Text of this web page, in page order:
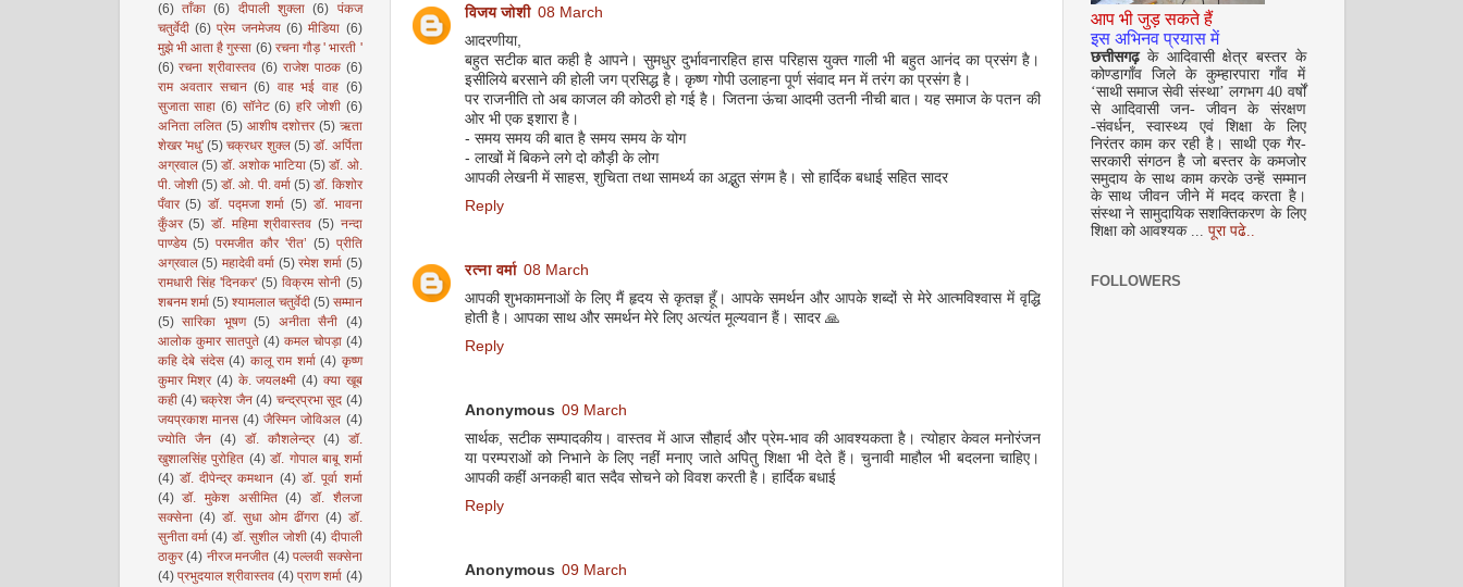
विजय जोशी 08 March
आदरणीया,
बहुत सटीक बात कही है आपने। सुमधुर दुर्भावनारहित हास परिहास युक्त गाली भी बहुत आनंद का प्रसंग है।
इसीलिये बरसाने की होली जग प्रसिद्ध है। कृष्ण गोपी उलाहना पूर्ण संवाद मन में तरंग का प्रसंग है।
पर राजनीति तो अब काजल की कोठरी हो गई है। जितना ऊंचा आदमी उतनी नीची बात। यह समाज के पतन की
ओर भी एक इशारा है।
- समय समय की बात है समय समय के योग
- लाखों में बिकने लगे दो कौड़ी के लोग
आपकी लेखनी में साहस, शुचिता तथा सामर्थ्य का अद्भुत संगम है। सो हार्दिक बधाई सहित सादर
Reply
रत्ना वर्मा 08 March
आपकी शुभकामनाओं के लिए मैं हृदय से कृतज्ञ हूँ। आपके समर्थन और आपके शब्दों से मेरे आत्मविश्वास में वृद्धि
होती है। आपका साथ और समर्थन मेरे लिए अत्यंत मूल्यवान हैं। सादर 🙏
Reply
Anonymous 09 March
सार्थक, सटीक सम्पादकीय। वास्तव में आज सौहार्द और प्रेम-भाव की आवश्यकता है। त्योहार केवल मनोरंजन
या परम्पराओं को निभाने के लिए नहीं मनाए जाते अपितु शिक्षा भी देते हैं। चुनावी माहौल भी बदलना चाहिए।
आपकी कहीं अनकही बात सदैव सोचने को विवश करती है। हार्दिक बधाई
Reply
Anonymous 09 March
(6) ताँका (6) दीपाली शुक्ला (6) पंकज
चतुर्वेदी (6) प्रेम जनमेजय (6) मीडिया (6)
मुझे भी आता है गुस्सा (6) रचना गौड़ ' भारती '
(6) रचना श्रीवास्तव (6) राजेश पाठक (6)
राम अवतार सचान (6) वाह भई वाह (6)
सुजाता साहा (6) सॉनेट (6) हरि जोशी (6)
अनिता ललित (5) आशीष दशोत्तर (5) ऋता
शेखर 'मधु' (5) चक्रधर शुक्ल (5) डॉ. अर्पिता
अग्रवाल (5) डॉ. अशोक भाटिया (5) डॉ. ओ.
पी. जोशी (5) डॉ. ओ. पी. वर्मा (5) डॉ. किशोर
पँवार (5) डॉ. पद्मजा शर्मा (5) डॉ. भावना
कुँअर (5) डॉ. महिमा श्रीवास्तव (5) नन्दा
पाण्डेय (5) परमजीत कौर 'रीत’ (5) प्रीति
अग्रवाल (5) महादेवी वर्मा (5) रमेश शर्मा (5)
रामधारी सिंह 'दिनकर' (5) विक्रम सोनी (5)
शबनम शर्मा (5) श्यामलाल चतुर्वेदी (5) सम्मान
(5) सारिका भूषण (5) अनीता सैनी (4)
आलोक कुमार सातपुते (4) कमल चोपड़ा (4)
कहि देबे संदेस (4) कालू राम शर्मा (4) कृष्ण
कुमार मिश्र (4) के. जयलक्ष्मी (4) क्या खूब
कही (4) चक्रेश जैन (4) चन्द्रप्रभा सूद (4)
जयप्रकाश मानस (4) जैस्मिन जोविअल (4)
ज्योति जैन
(4) डॉ. कौशलेन्द्र (4)
डॉ.
खुशालसिंह पुरोहित (4) डॉ. गोपाल बाबू शर्मा
(4) डॉ. दीपेन्द्र कमथान (4) डॉ. पूर्वा शर्मा
(4) डॉ. मुकेश असीमित (4) डॉ. शैलजा
सक्सेना (4) डॉ. सुधा ओम ढींगरा (4) डॉ.
सुनीता वर्मा (4) डॉ. सुशील जोशी (4) दीपाली
ठाकुर (4) नीरज मनजीत (4) पल्लवी सक्सेना
(4) प्रभुदयाल श्रीवास्तव (4) प्राण शर्मा (4)
सितम्बर 2008
अक्टूबर 2008
आप भी जुड़ सकते हैं
इस अभिनव प्रयास में
छत्तीसगढ़के आदिवासी क्षेत्र बस्तर के
कोण्डागाँव जिले के कुम्हारपारा गाँव में
‘साथी समाज सेवी संस्था’ लगभग 40 वर्षों
से आदिवासी जन- जीवन के संरक्षण
-संवर्धन, स्वास्थ्य एवं शिक्षा के लिए
निरंतर काम कर रही है। साथी एक गैर-
सरकारी संगठन है जो बस्तर के कमजोर
समुदाय के साथ काम करके उन्हें सम्मान
के साथ जीवन जीने में मदद करता है।
संस्था ने सामुदायिक सशक्तिकरण के लिए
शिक्षा को आवश्यक ... पूरा पढे..
FOLLOWERS